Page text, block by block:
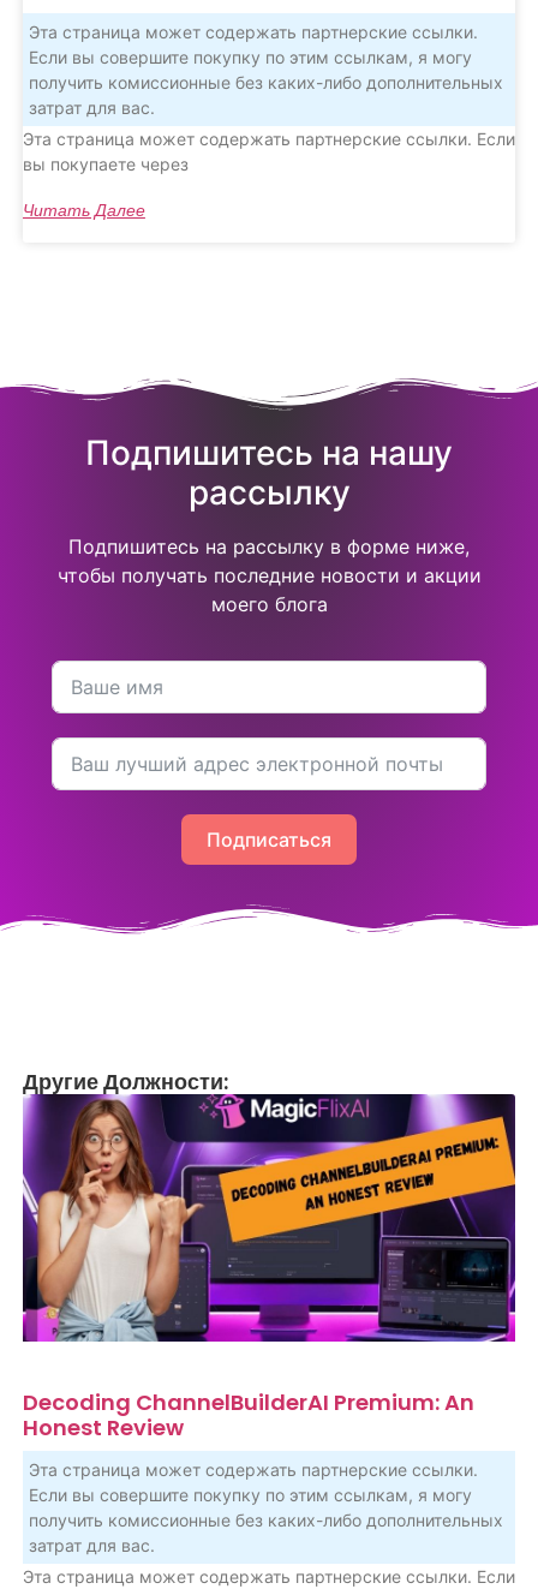
Эта страница может содержать партнерские ссылки.
Если вы совершите покупку по этим ссылкам, я могу
получить комиссионные без каких-либо дополнительных
затрат для вас.
Эта страница может содержать партнерские ссылки. Если
вы покупаете через
Читать Далее
Подпишитесь на нашу
рассылку
Подпишитесь на рассылку в форме ниже,
чтобы получать последние новости и акции
моего блога
Подписаться
Другие Должности:
Decoding ChannelBuilderAI Premium: An
Honest Review
Эта страница может содержать партнерские ссылки.
Если вы совершите покупку по этим ссылкам, я могу
получить комиссионные без каких-либо дополнительных
затрат для вас.
Эта страница может содержать партнерские ссылки. Если